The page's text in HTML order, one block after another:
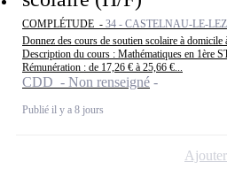
COMPLÉTUDE - 34 - CASTELNAU-LE-LEZ
Donnez des cours de soutien scolaire à
Description du cours : Mathématiques en 1ère
Rémunération : de 17,26 € à 25,66 €...
CDD - Non renseigné
Publié il y a 8 jours